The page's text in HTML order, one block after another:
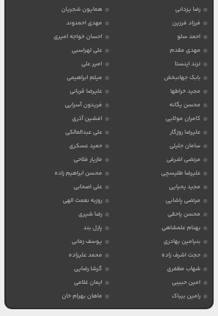
رضا یزدانی
همایون شجریان
فرزاد فرزین
مهدی احمدوند
احمد سلو
احسان خواجه امیری
مهدی مقدم
علی لهراسبی
ترند اینستا
امیر علی
بابک جهانبخش
میثم ابراهیمی
مجید خراطها
علیرضا قربانی
محسن یگانه
فریدون آسرایی
کامران مولایی
افشین آذری
علیرضا روزگار
علی عبدالمالکی
سامان جلیلی
حمید عسکری
مرتضی اشرفی
مازیار فلاحی
علیرضا طلیسچی
محسن ابراهیم زاده
مجید یحیایی
علی اصحابی
مرتضی پاشایی
روزبه نعمت الهی
محسن یاحقی
رضا شیری
بهنام علمشاهی
پازل بند
بنیامین بهادری
یوسف زمانی
حجت اشرف زاده
محمد علیزاده
شهاب مظفری
گرشا رضایی
امین حبیبی
ایمان غلامی
رامین بیباک
ماهان بهرام خان